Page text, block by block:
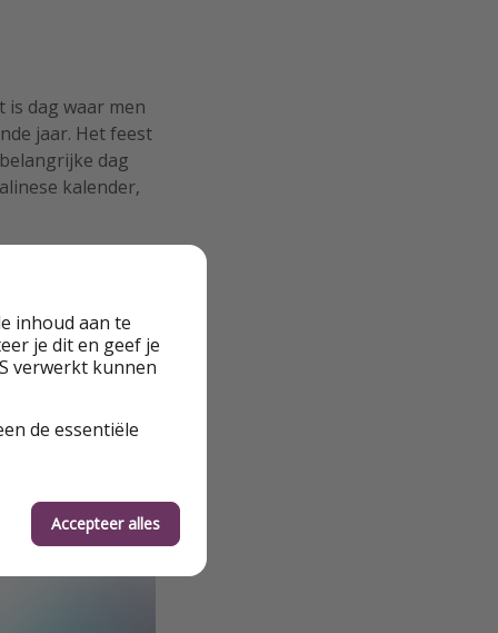
is dag waar men
jaar. Het feest
dag
kalender,
inhoud aan te
je dit en geef je
verwerkt kunnen
de essentiële
Accepteer alles